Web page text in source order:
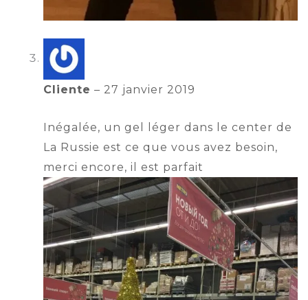
Cliente – 27 janvier 2019
Inégalée, un gel léger dans le center de
La Russie est ce que vous avez besoin,
merci encore, il est parfait